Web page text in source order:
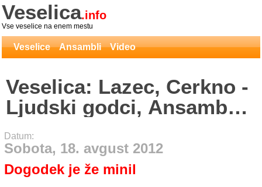
Veselica.info
Vse veselice na enem mestu
Veselice Ansambli Video
Veselica: Lazec, Cerkno -
Ljudski godci, Ansambel
Donačka
Datum:
Sobota, 18. avgust 2012
Dogodek je že minil